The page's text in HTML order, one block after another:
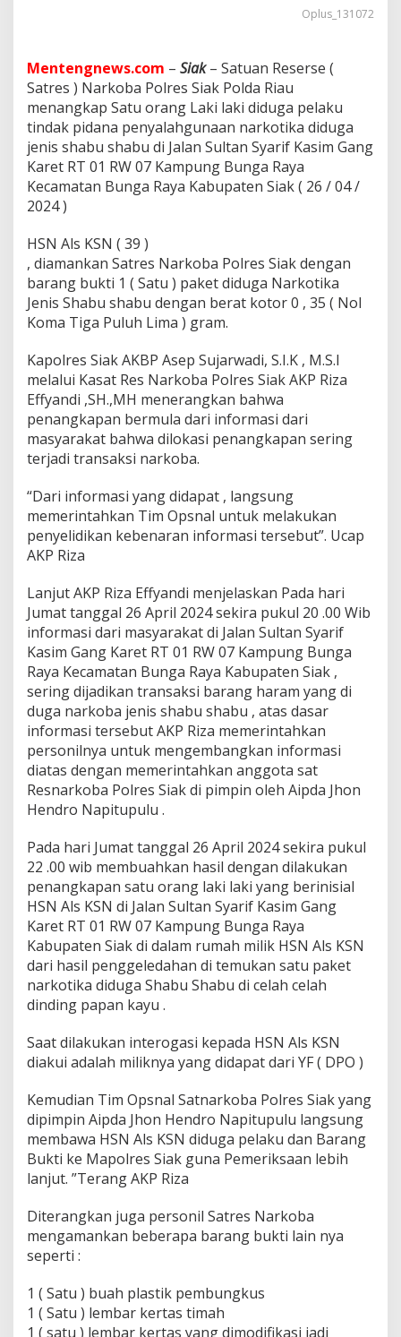
i
a
k
e
r
a
n
e
r
e
d
a
a
n
B
a
r
a
n
H
a
r
a
a
r
k
o
t
i
k
a
Oplus_131072
Mentengnews.com – Siak– Satuan Reserse (
Satres ) Narkoba Polres Siak Polda Riau
menangkap Satu orang Laki laki diduga pelaku
tindak pidana penyalahgunaan narkotika diduga
jenis shabu shabu di Jalan Sultan Syarif Kasim Gang
Karet RT 01 RW 07 Kampung Bunga Raya
Kecamatan Bunga Raya Kabupaten Siak ( 26 / 04 /
2024 )
HSN Als KSN ( 39 )
, diamankan Satres Narkoba Polres Siak dengan
barang bukti 1 ( Satu ) paket diduga Narkotika
Jenis Shabu shabu dengan berat kotor 0 , 35 ( Nol
Koma Tiga Puluh Lima ) gram.
Kapolres Siak AKBP Asep Sujarwadi, S.I.K , M.S.I
melalui Kasat Res Narkoba Polres Siak AKP Riza
Effyandi ,SH.,MH menerangkan bahwa
penangkapan bermula dari informasi dari
masyarakat bahwa dilokasi penangkapan sering
terjadi transaksi narkoba.
“Dari informasi yang didapat , langsung
memerintahkan Tim Opsnal untuk melakukan
penyelidikan kebenaran informasi tersebut”. Ucap
AKP Riza
Lanjut AKP Riza Effyandi menjelaskan Pada hari
Jumat tanggal 26 April 2024 sekira pukul 20 .00 Wib
informasi dari masyarakat di Jalan Sultan Syarif
Kasim Gang Karet RT 01 RW 07 Kampung Bunga
Raya Kecamatan Bunga Raya Kabupaten Siak ,
sering dijadikan transaksi barang haram yang di
duga narkoba jenis shabu shabu , atas dasar
informasi tersebut AKP Riza memerintahkan
personilnya untuk mengembangkan informasi
diatas dengan memerintahkan anggota sat
Resnarkoba Polres Siak di pimpin oleh Aipda Jhon
Hendro Napitupulu .
Pada hari Jumat tanggal 26 April 2024 sekira pukul
22 .00 wib membuahkan hasil dengan dilakukan
penangkapan satu orang laki laki yang berinisial
HSN Als KSN di Jalan Sultan Syarif Kasim Gang
Karet RT 01 RW 07 Kampung Bunga Raya
Kabupaten Siak di dalam rumah milik HSN Als KSN
dari hasil penggeledahan di temukan satu paket
narkotika diduga Shabu Shabu di celah celah
dinding papan kayu .
Saat dilakukan interogasi kepada HSN Als KSN
diakui adalah miliknya yang didapat dari YF ( DPO )
Kemudian Tim Opsnal Satnarkoba Polres Siak yang
dipimpin Aipda Jhon Hendro Napitupulu langsung
membawa HSN Als KSN diduga pelaku dan Barang
Bukti ke Mapolres Siak guna Pemeriksaan lebih
lanjut. ”Terang AKP Riza
Diterangkan juga personil Satres Narkoba
mengamankan beberapa barang bukti lain nya
seperti :
1 ( Satu ) buah plastik pembungkus
1 ( Satu ) lembar kertas timah
1 ( satu ) lembar kertas yang dimodifikasi jadi